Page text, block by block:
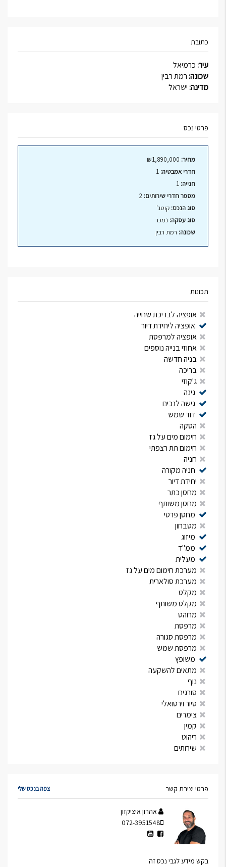
כתובת
עיר:כרמיאל
שכונה:רמת רבין
מדינה:ישראל
פרטי נכס
מחיר:
חדרי אמבטיה:
חנייה:
מספר חדרי שירותים:
סוג הנכס: קוטג'
סוג עסקה: נמכר
שכונה: רמת רבין
תכונות
אופציה לבריכת שחייה
אופציה ליחידת דיור
אופציה למרפסת
אחוזי בנייה נוספים
בניה חדשה
בריכה
ג'קוזי
גינה
גישה לנכים
דוד שמש
הסקה
חימום מים על גז
חימום תת רצפתי
חניה
חניה מקורה
יחידת דיור
מחסן כתר
מחסן משותף
מחסן פרטי
מטבחון
מיזוג
ממ"ד
מעלית
מערכת חימום מים על גז
מערכת סולארית
מקלט
מקלט משותף
מרוהט
מרפסת
מרפסת סגורה
מרפסת שמש
משופץ
מתאים להשקעה
נוף
סורגים
סיור וירטואלי
צימרים
קמין
ריהוט
שירותים
פרטי יצירת קשר צפה בנכס שלי
אהרון איציקזון
072-3951548
בקש מידע לגבי נכס זה